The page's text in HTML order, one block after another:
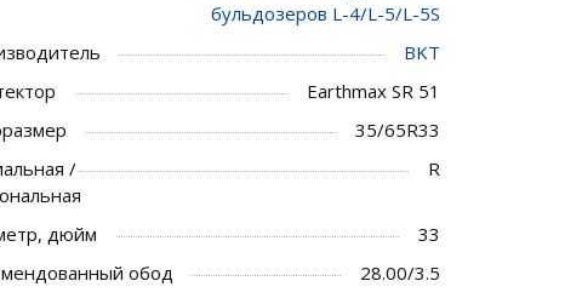
бульдозеров L-4/L-5/L-5S
BKT
Earthmax SR 51
35/65R33
/
R
дюйм
33
обод
28.00/3.5